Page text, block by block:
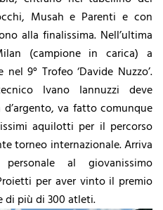
Musah e Parenti e con
alla finalissima. Nell’ultima
(campione in carica) a
9° Trofeo ‘Davide Nuzzo’.
Ivano Iannuzzi deve
va fatto comunque
aquilotti per il percorso
torneo internazionale. Arriva
al giovanissimo
per aver vinto il premio
di più di 300 atleti.